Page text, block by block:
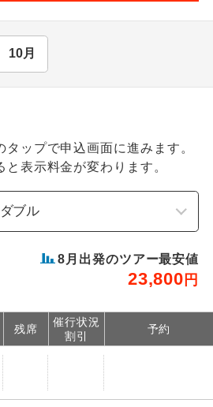
10月
タップで申込画面に進みます。
表示料金が変わります。
8 月出発のツアー最安値
23,800 円
残席
催行状況
割引
予約